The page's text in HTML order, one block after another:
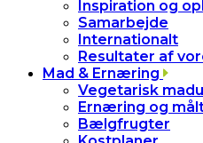
Inspiration og
Samarbejde
Internationalt
Resultater af
Mad & Ernæring
Vegetarisk
Ernæring og
Bælgfrugter